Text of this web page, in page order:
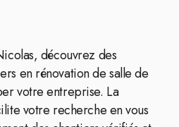
découvrez des
en rénovation de salle de
votre entreprise. La
votre recherche en vous